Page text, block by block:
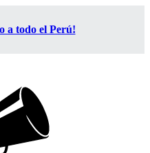
a todo el Perú!